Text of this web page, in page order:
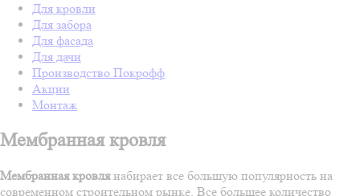
Для кровли
Для забора
Для фасада
Для дачи
Производство Покрофф
Акции
Монтаж
Мембранная кровля
Мембранная кровлянабирает все большую популярность на
современном строительном рынке. Все большее количество